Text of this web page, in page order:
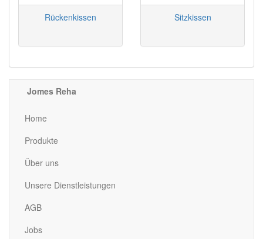
Rückenkissen Sitzkissen
Jomes Reha
Home
Produkte
Über uns
Unsere Dienstleistungen
AGB
Jobs